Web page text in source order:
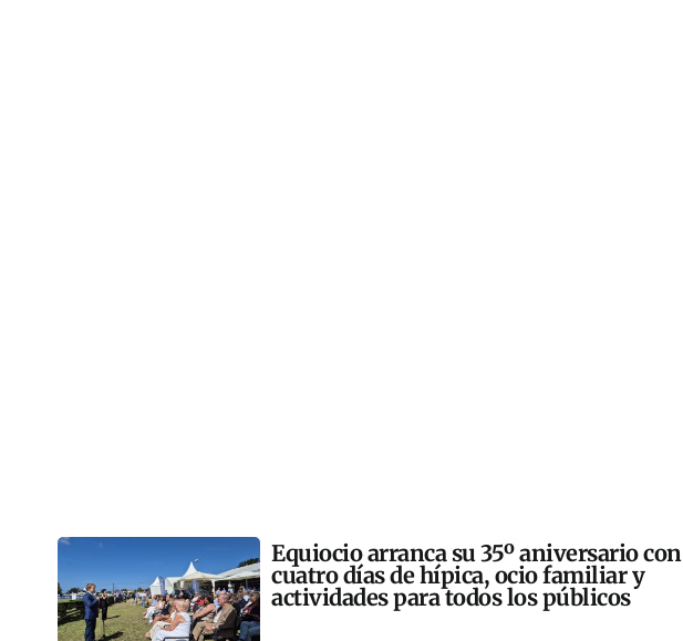
Equiocio arranca su 35º aniversario con
cuatro días de hípica, ocio familiar y
actividades para todos los públicos